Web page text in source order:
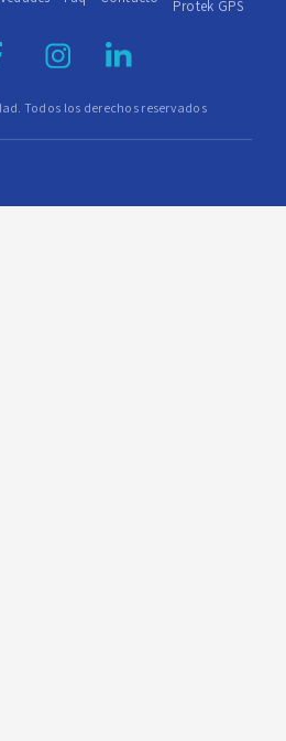
Todos los derechos reservados
Protek GPS